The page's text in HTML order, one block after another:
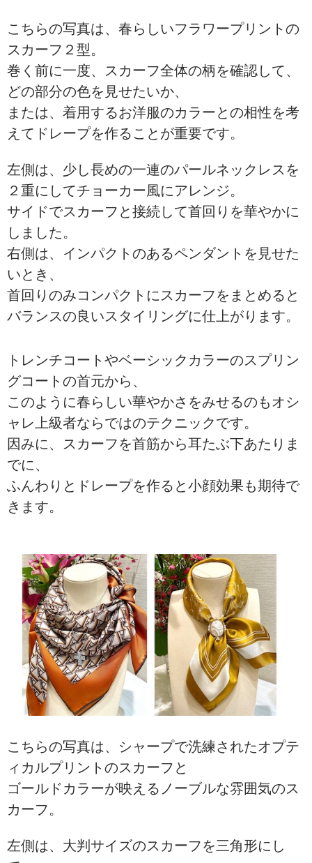
こちらの写真は、春らしいフラワープリントの
スカーフ２型。
巻く前に一度、スカーフ全体の柄を確認して、
どの部分の色を見せたいか、
または、着用するお洋服のカラーとの相性を考
えてドレープを作ることが重要です。
左側は、少し長めの一連のパールネックレスを
２重にしてチョーカー風にアレンジ。
サイドでスカーフと接続して首回りを華やかに
しました。
右側は、インパクトのあるペンダントを見せた
いとき、
首回りのみコンパクトにスカーフをまとめると
バランスの良いスタイリングに仕上がります。
トレンチコートやベーシックカラーのスプリン
グコートの首元から、
このように春らしい華やかさをみせるのもオシ
ャレ上級者ならではのテクニックです。
因みに、スカーフを首筋から耳たぶ下あたりま
でに、
ふんわりとドレープを作ると小顔効果も期待で
きます。
こちらの写真は、シャープで洗練されたオプテ
ィカルプリントのスカーフと
ゴールドカラーが映えるノーブルな雰囲気のス
カーフ。
左側は、大判サイズのスカーフを三角形にし